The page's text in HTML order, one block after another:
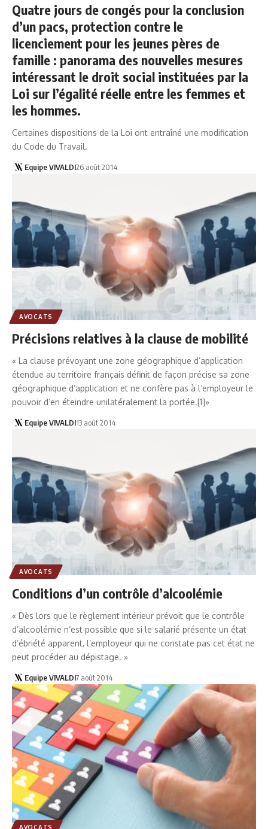
Quatre jours de congés pour la conclusion
d’un pacs, protection contre le
licenciement pour les jeunes pères de
famille : panorama des nouvelles mesures
intéressant le droit social instituées par la
Loi sur l’égalité réelle entre les femmes et
les hommes.
Certaines dispositions de la Loi ont entraîné une modification
du Code du Travail.
Equipe VIVALDI26 août 2014
AVOCATS
Précisions relatives à la clause de mobilité
« La clause prévoyant une zone géographique d’application
étendue au territoire français définit de façon précise sa zone
géographique d’application et ne confère pas à l’employeur le
pouvoir d’en éteindre unilatéralement la portée.[1]»
Equipe VIVALDI13 août 2014
AVOCATS
Conditions d’un contrôle d’alcoolémie
« Dès lors que le règlement intérieur prévoit que le contrôle
d’alcoolémie n’est possible que si le salarié présente un état
d’ébriété apparent, l’employeur qui ne constate pas cet état ne
peut procéder au dépistage. »
Equipe VIVALDI7 août 2014
AVOCATS